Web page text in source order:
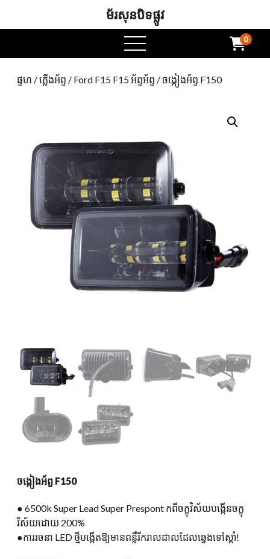
ម័រសុនបិទផ្លូវ
ម៉ឺនុយបើក 0
ផ្ទហ /ភ្លើងអ័ព្ទ / Ford F15 F15 អ័ព្ទអ័ព្ទ / ចង្កៀងអ័ព្ទ F150
ចង្កៀងអ័ព្ទ F150
● 6500k Super Lead Super Prespont កពីចក្ខុវិស័យបង្កើនចក្ខុ
វិស័យដោយ 200%
●ការរចនា LED ថ្មីបង្កើតឱ្យមានពន្លឺរីករាលដាលដែលឆ្វេងទៅស្តាំ!